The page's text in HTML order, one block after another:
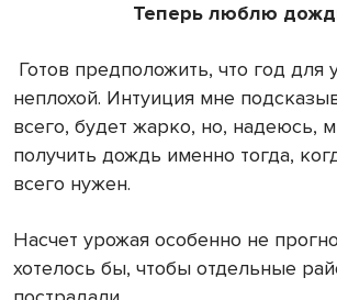
Теперь люблю
Готов предположить, что год для
неплохой. Интуиция мне
всего, будет жарко, но, надеюсь,
получить дождь именно тогда,
всего нужен.
Насчет урожая особенно не
хотелось бы, чтобы отдельные